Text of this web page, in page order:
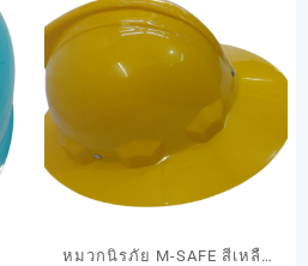
หมวกนิรภัย M-SAFE สีเหลืง